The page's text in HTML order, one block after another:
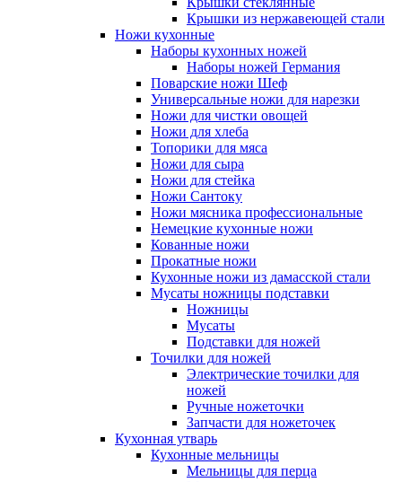
Крышки из нержавеющей стали
Ножи кухонные
Наборы кухонных ножей
Наборы ножей Германия
Поварские ножи Шеф
Универсальные ножи для нарезки
Ножи для чистки овощей
Ножи для хлеба
Топорики для мяса
Ножи для сыра
Ножи для стейка
Ножи Сантоку
Ножи мясника профессиональные
Немецкие кухонные ножи
Кованные ножи
Прокатные ножи
Кухонные ножи из дамасской стали
Мусаты ножницы подставки
Ножницы
Мусаты
Подставки для ножей
Точилки для ножей
Электрические точилки для
ножей
Ручные ножеточки
Запчасти для ножеточек
Кухонная утварь
Кухонные мельницы
Мельницы для перца